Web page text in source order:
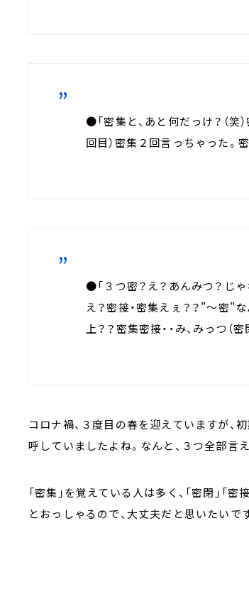
●「密集と、あと何だっけ？（笑
回目）密集２回言っちゃった。密
●「３つ密？え？あんみつ？じゃ
え？密接・密集えぇ？？”～密”
上？？密集密接・・み、みっつ（
コロナ禍、３度目の春を迎えていますが、
呼していましたよね。なんと、３つ全部言
「密集」を覚えている人は多く、「密閉」「
とおっしゃるので、大丈夫だと思いたいで